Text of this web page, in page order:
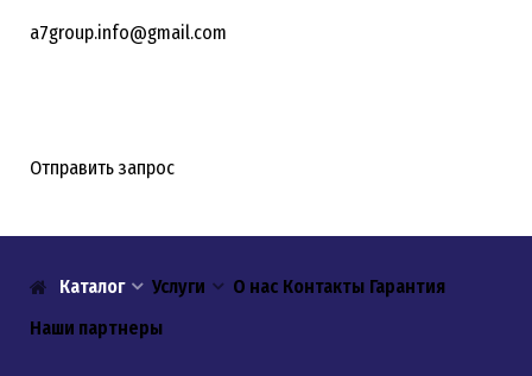
a7group.info@gmail.com
Отправить запрос
Каталог Услуги О нас Контакты Гарантия
Наши партнеры